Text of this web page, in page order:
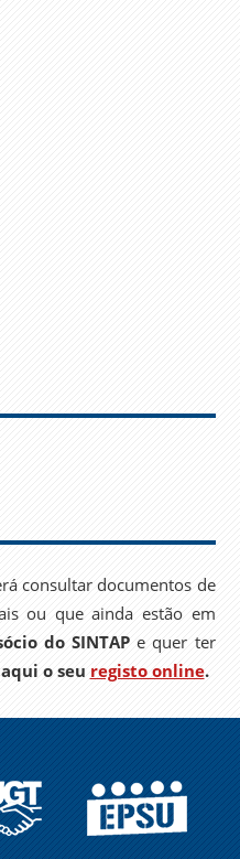
consultar documentos de
ou que ainda estão em
do SINTAPe quer ter
o seu registo online.
UGT EPSU